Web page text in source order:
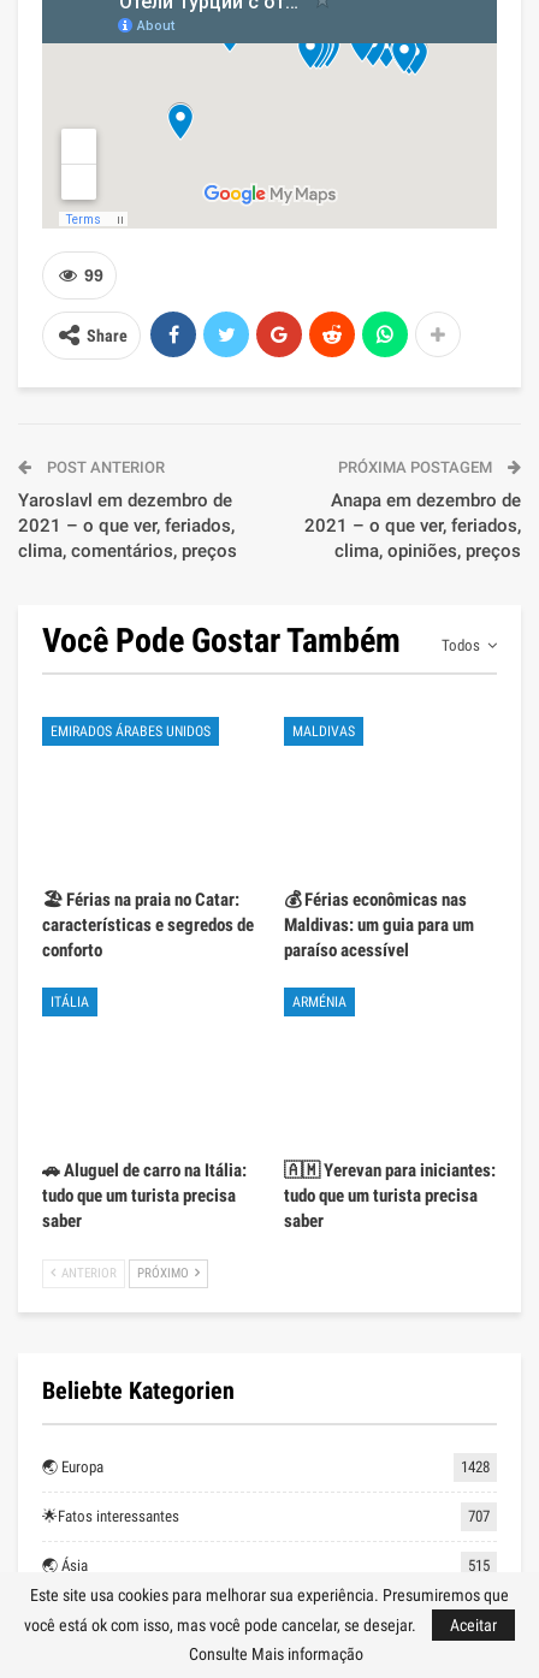
99
Share
POST ANTERIOR
Yaroslavl em dezembro de
2021 – o que ver, feriados,
clima, comentários, preços
PRÓXIMA POSTAGEM
Anapa em dezembro de
2021 – o que ver, feriados,
clima, opiniões, preços
Todos
Você Pode Gostar Também
EMIRADOS ÁRABES UNIDOS
🏖️ Férias na praia no Catar:
características e segredos de
conforto
MALDIVAS
💰 Férias econômicas nas
Maldivas: um guia para um
paraíso acessível
ITÁLIA
🚗 Aluguel de carro na Itália:
tudo que um turista precisa
saber
ARMÉNIA
🇦🇲 Yerevan para iniciantes:
tudo que um turista precisa
saber
ANTERIOR PRÓXIMO
Beliebte Kategorien
🌏 Europa 1428
🌟Fatos interessantes 707
🌏 Ásia 515
🚴Lazer ativo 485
Este site usa cookies para melhorar sua experiência. Presumiremos que
você está ok com isso, mas você pode cancelar, se desejar.
Aceitar
Consulte Mais informação